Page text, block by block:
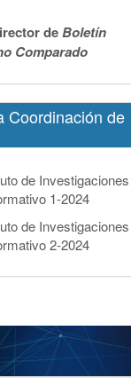
deBoletín
Comparado
Coordinación de
de Investigaciones
1-2024
de Investigaciones
2-2024